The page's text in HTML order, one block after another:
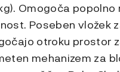
Omogoča
Poseben vložek
otroku prostor
mehanizem za